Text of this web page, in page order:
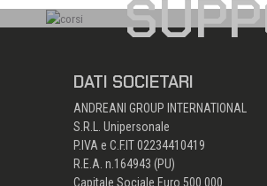
DATI SOCIETARI
ANDREANI GROUP INTERNATIONAL
S.R.L. Unipersonale
P.IVA e C.F.IT 02234410419
R.E.A. n.164943 (PU)
Capitale Sociale Euro 500.000